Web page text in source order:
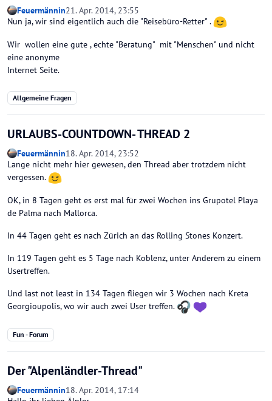
Feuermännin21. Apr. 2014, 23:55
Nun ja, wir sind eigentlich auch die "Reisebüro-Retter" .
Wir wollen eine gute , echte "Beratung" mit "Menschen" und nicht
eine anonyme
Internet Seite.
Allgemeine Fragen
URLAUBS-COUNTDOWN- THREAD 2
Feuermännin18. Apr. 2014, 23:52
Lange nicht mehr hier gewesen, den Thread aber trotzdem nicht
vergessen.
OK, in 8 Tagen geht es erst mal für zwei Wochen ins Grupotel Playa
de Palma nach Mallorca.
In 44 Tagen geht es nach Zürich an das Rolling Stones Konzert.
In 119 Tagen geht es 5 Tage nach Koblenz, unter Anderem zu einem
Usertreffen.
Und last not least in 134 Tagen fliegen wir 3 Wochen nach Kreta
Georgioupolis, wo wir auch zwei User treffen.
Fun - Forum
Der "Alpenländler-Thread"
Feuermännin18. Apr. 2014, 17:14